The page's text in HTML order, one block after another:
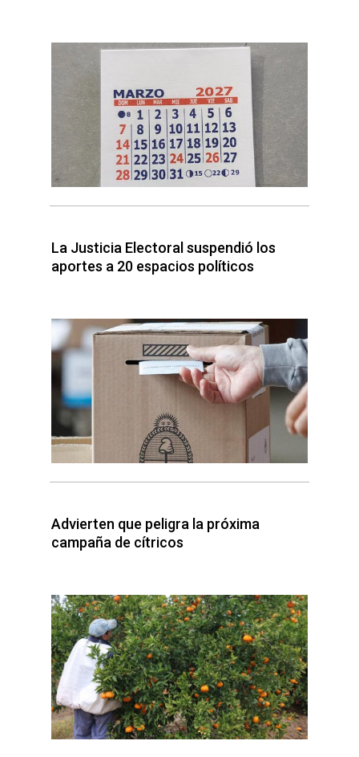
La Justicia Electoral suspendió los
aportes a 20 espacios políticos
Advierten que peligra la próxima
campaña de cítricos